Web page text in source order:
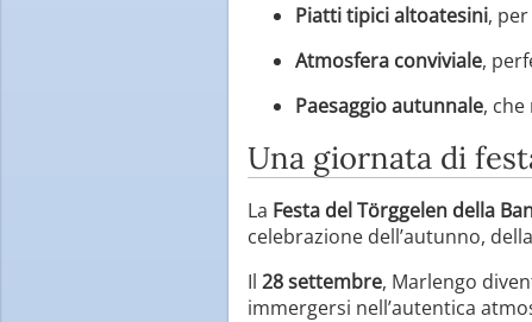
Piatti tipici altoatesini,
Atmosfera conviviale,
Paesaggio autunnale,
Una giornata di
La Festa del Törggelen della
celebrazione dell’autunno,
Il 28 settembre, Marlengo
immergersi nell’autentica